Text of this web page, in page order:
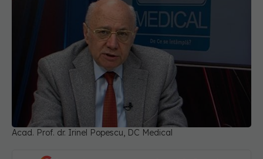
Acad. Prof. dr. Irinel Popescu, DC Medical